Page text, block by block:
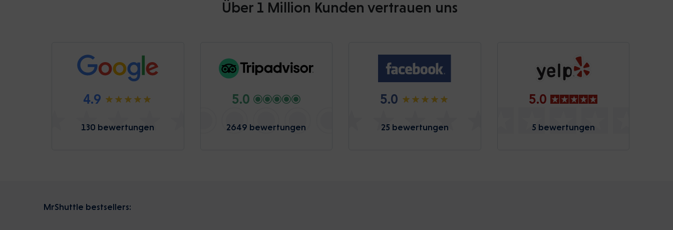
Über 1 Million Kunden vertrauen uns
4.9
130 bewertungen
5.0
2649 bewertungen
5.0
25 bewertungen
5.0
5 bewertungen
MrShuttle bestsellers: